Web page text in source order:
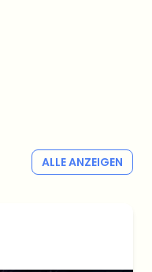
ALLE ANZEIGEN